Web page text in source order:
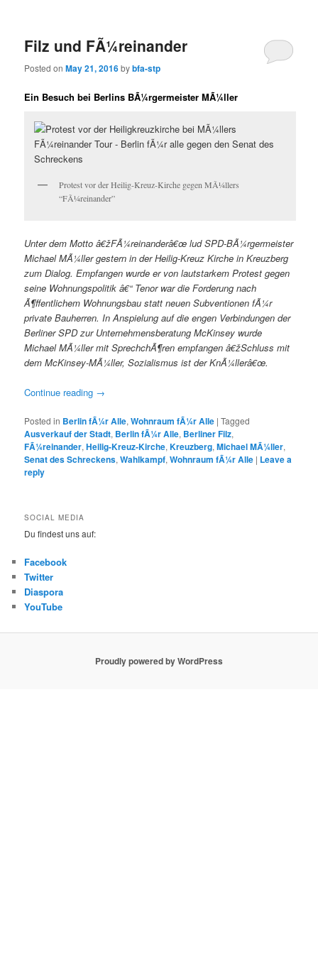
Filz und FÃ¼reinander
Posted onMay 21, 2016bybfa-stp
Ein Besuch bei Berlins BÃ¼rgermeister MÃ¼ller
Protest vor der Heilig-Kreuz-Kirche gegen MÃ¼llers
“FÃ¼reinander”
Unter dem Motto â€žFÃ¼reinanderâ€œ lud SPD-BÃ¼rgermeister
Michael MÃ¼ller gestern in der Heilig-Kreuz Kirche in Kreuzberg
zum Dialog. Empfangen wurde er von lautstarkem Protest gegen
seine Wohnungspolitik â€“ Tenor war die Forderung nach
Ã¶ffentlichem Wohnungsbau statt neuen Subventionen fÃ¼r
private Bauherren. In Anspielung auf die engen Verbindungen der
Berliner SPD zur Unternehmensberatung McKinsey wurde
Michael MÃ¼ller mit SprechchÃ¶ren empfangen â€žSchluss mit
dem McKinsey-MÃ¼ller, Sozialismus ist der KnÃ¼llerâ€œ.
Continue reading →
Posted in Berlin fÃ¼r Alle,Wohnraum fÃ¼r Alle |Tagged
Ausverkauf der Stadt, Berlin fÃ¼r Alle, Berliner Filz,
FÃ¼reinander,Heilig-Kreuz-Kirche,Kreuzberg,Michael MÃ¼ller,
Senat des Schreckens,Wahlkampf,Wohnraum fÃ¼r Alle | Leave a
reply
SOCIAL MEDIA
Du findest uns auf:
Facebook
Twitter
Diaspora
YouTube
Proudly powered by WordPress